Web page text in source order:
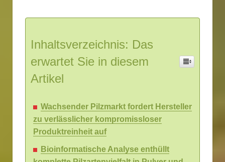
Inhaltsverzeichnis: Das
erwartet Sie in diesem
Artikel
Wachsender Pilzmarkt fordert Hersteller
zu verlässlicher kompromissloser
Produktreinheit auf
Bioinformatische Analyse enthüllt